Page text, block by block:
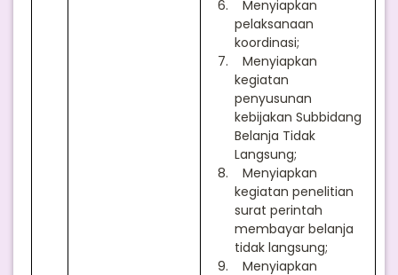
6.
Menyiapkan
pelaksanaan
koordinasi;
7.
Menyiapkan
kegiatan
penyusunan
kebijakan Subbidang
Belanja Tidak
Langsung;
8.
Menyiapkan
kegiatan penelitian
surat perintah
membayar belanja
tidak langsung;
9.
Menyiapkan